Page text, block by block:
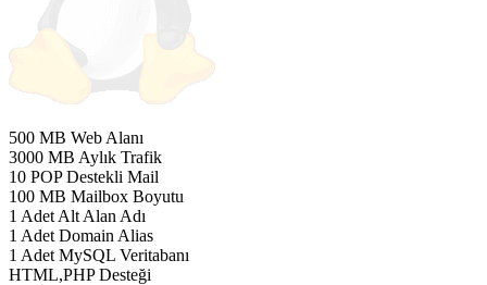
500 MB Web Alanı
3000 MB Aylık Trafik
10 POP Destekli Mail
100 MB Mailbox Boyutu
1 Adet Alt Alan Adı
1 Adet Domain Alias
1 Adet MySQL Veritabanı
HTML,PHP Desteği